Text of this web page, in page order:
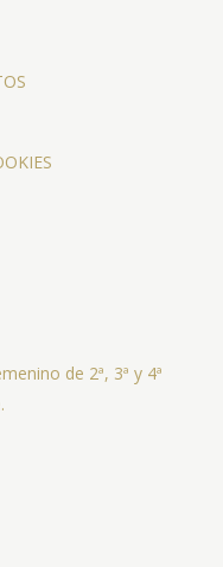
de 2ª, 3ª y 4ª